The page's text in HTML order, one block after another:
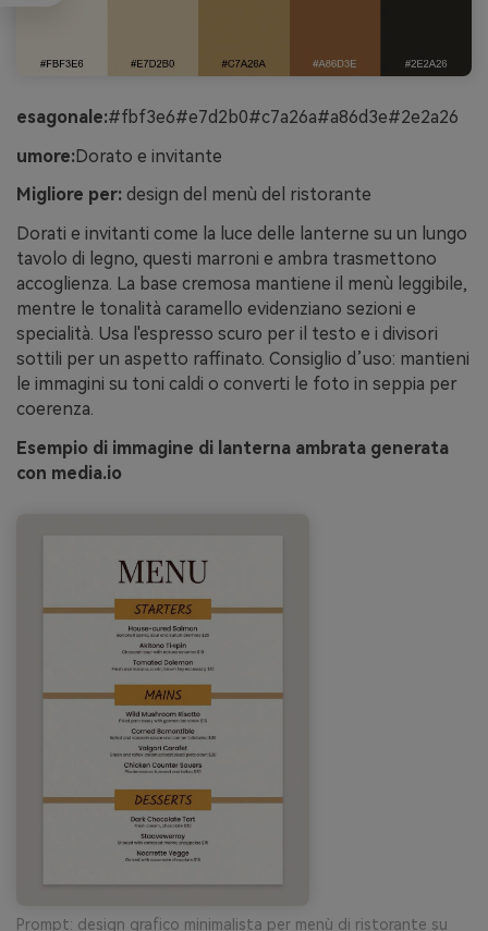
esagonale:#fbf3e6#e7d2b0#c7a26a#a86d3e#2e2a26
umore:Dorato e invitante
Migliore per: design del menù del ristorante
Dorati e invitanti come la luce delle lanterne su un lungo
tavolo di legno, questi marroni e ambra trasmettono
accoglienza. La base cremosa mantiene il menù leggibile,
mentre le tonalità caramello evidenziano sezioni e
specialità. Usa l'espresso scuro per il testo e i divisori
sottili per un aspetto raffinato. Consiglio d’uso: mantieni
le immagini su toni caldi o converti le foto in seppia per
coerenza.
Esempio di immagine di lanterna ambrata generata
con media.io
Prompt: design grafico minimalista per menù di ristorante su